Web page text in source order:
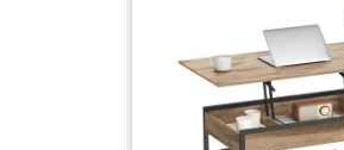
objets de décoration. Tout est
durable : Fabriquée en panneaux
robustes, cette table à café est
jusqu’à 100 kg et vous
nombreuses années Montage
instructions claires et aux outils
basse avec rangement se